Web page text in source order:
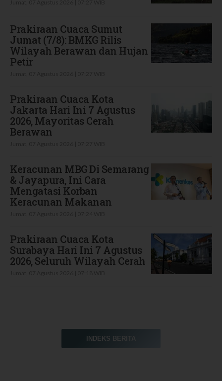
Prakiraan Cuaca Sumut
Jumat (7/8): BMKG Rilis
Wilayah Berawan dan Hujan
Petir
Prakiraan Cuaca Kota
Jakarta Hari Ini 7 Agustus
2026, Mayoritas Cerah
Berawan
Keracunan MBG Di Semarang
& Jayapura, Ini Cara
Mengatasi Korban
Keracunan Makanan
Prakiraan Cuaca Kota
Surabaya Hari Ini 7 Agustus
2026, Seluruh Wilayah Cerah
INDEKS BERITA